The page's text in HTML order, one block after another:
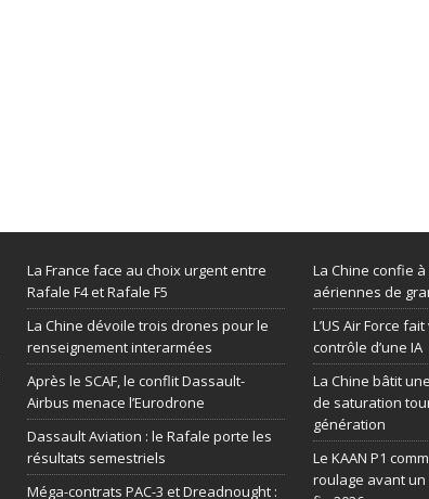
La France face au choix urgent entre
Rafale F4 et Rafale F5
La Chine dévoile trois drones pour le
renseignement interarmées
Après le SCAF, le conflit Dassault-
Airbus menace l’Eurodrone
Dassault Aviation : le Rafale porte les
résultats semestriels
Méga-contrats PAC-3 et Dreadnought :
La Chine confie à
aériennes de
L’US Air Force
contrôle d’une IA
La Chine bâtit
de saturation
génération
Le KAAN P1
roulage avant